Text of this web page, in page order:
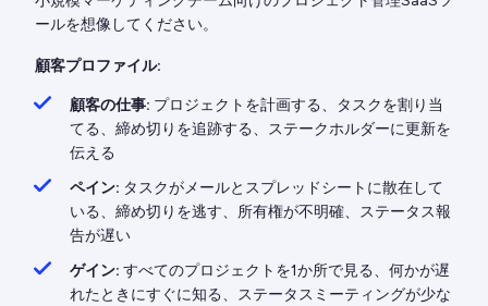
ールを想像してください。
顧客プロファイル:
顧客の仕事: プロジェクトを計画する、タスクを割り当
てる、締め切りを追跡する、ステークホルダーに更新を
伝える
ペイン: タスクがメールとスプレッドシートに散在して
いる、締め切りを逃す、所有権が不明確、ステータス報
告が遅い
ゲイン: すべてのプロジェクトを1か所で見る、何かが遅
れたときにすぐに知る、ステータスミーティングが少な